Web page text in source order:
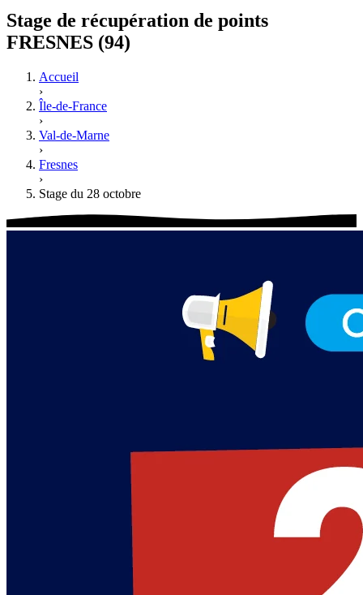
Stage de récupération de points
FRESNES (94)
Accueil
›
Île-de-France
›
Val-de-Marne
›
Fresnes
›
Stage du 28 octobre